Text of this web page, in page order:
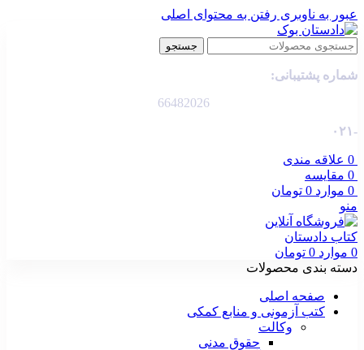
عبور به ناوبری رفتن به محتوای اصلی
جستجو
شماره پشتیبانی:
66482026
-۰۲۱
0 علاقه مندی
0 مقایسه
0 موارد 0 تومان
منو
0 موارد 0 تومان
دسته بندی محصولات
صفحه اصلی
کتب آزمونی و منابع کمکی
وکالت
حقوق مدنی